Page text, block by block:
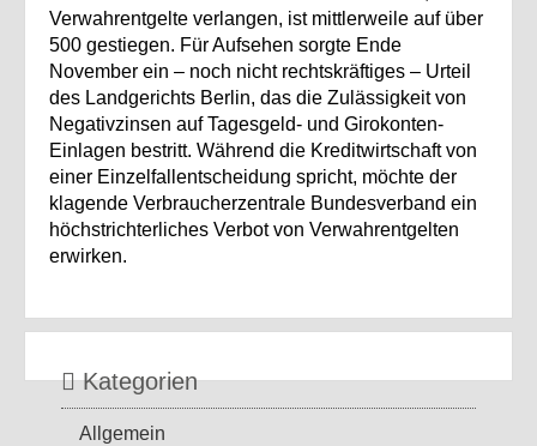
Verwahrentgelte verlangen, ist mittlerweile auf über
500 gestiegen. Für Aufsehen sorgte Ende
November ein – noch nicht rechtskräftiges – Urteil
des Landgerichts Berlin, das die Zulässigkeit von
Negativzinsen auf Tagesgeld- und Girokonten-
Einlagen bestritt. Während die Kreditwirtschaft von
einer Einzelfallentscheidung spricht, möchte der
klagende Verbraucherzentrale Bundesverband ein
höchstrichterliches Verbot von Verwahrentgelten
erwirken.
Kategorien
Allgemein